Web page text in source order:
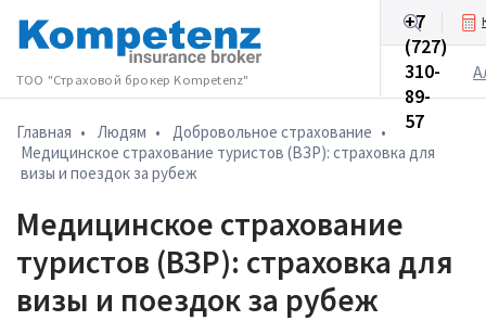
ТОО "Страховой брокер Kompetenz"
Бизнесу
+7
(727)
310-
89-
57
Главная • Людям • Добровольное cтрахование •
Медицинское страхование туристов (ВЗР): страховка для
визы и поездок за рубеж
Медицинское страхование
туристов (ВЗР): страховка для
визы и поездок за рубеж